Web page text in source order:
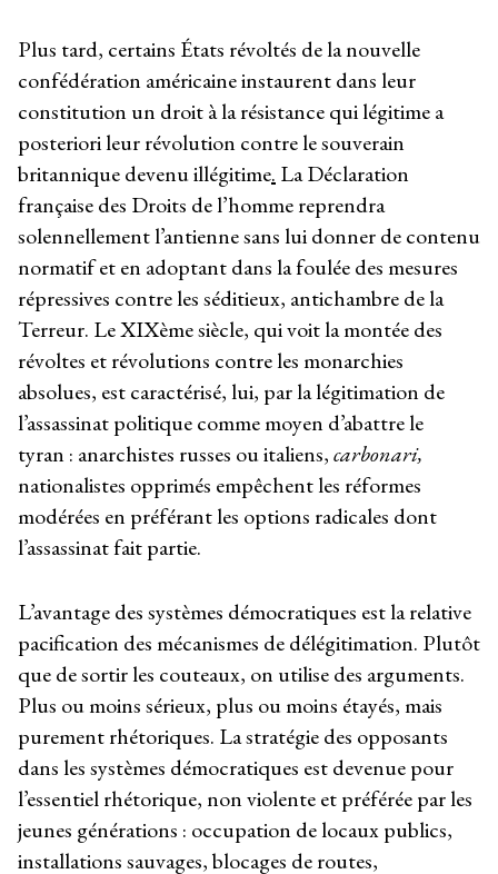
Plus tard, certains États révoltés de la nouvelle
confédération américaine instaurent dans leur
constitution un droit à la résistance qui légitime a
posteriori leur révolution contre le souverain
britannique devenu illégitime. La Déclaration
française des Droits de l’homme reprendra
solennellement l’antienne sans lui donner de contenu
normatif et en adoptant dans la foulée des mesures
répressives contre les séditieux, antichambre de la
Terreur. Le XIXème siècle, qui voit la montée des
révoltes et révolutions contre les monarchies
absolues, est caractérisé, lui, par la légitimation de
l’assassinat politique comme moyen d’abattre le
tyran : anarchistes russes ou italiens,carbonari,
nationalistes opprimés empêchent les réformes
modérées en préférant les options radicales dont
l’assassinat fait partie.
L’avantage des systèmes démocratiques est la relative
pacification des mécanismes de délégitimation. Plutôt
que de sortir les couteaux, on utilise des arguments.
Plus ou moins sérieux, plus ou moins étayés, mais
purement rhétoriques. La stratégie des opposants
dans les systèmes démocratiques est devenue pour
l’essentiel rhétorique, non violente et préférée par les
jeunes générations : occupation de locaux publics,
installations sauvages, blocages de routes,